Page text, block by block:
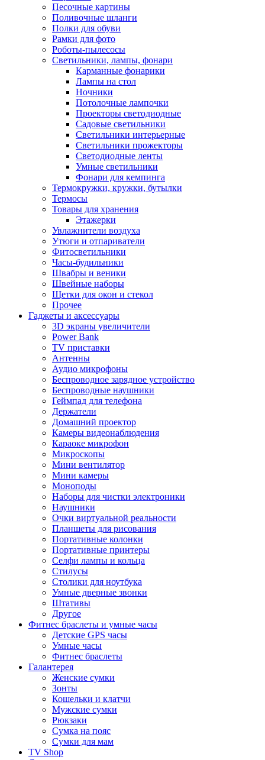
Песочные картины
Поливочные шланги
Полки для обуви
Рамки для фото
Роботы-пылесосы
Светильники, лампы, фонари
Карманные фонарики
Лампы на стол
Ночники
Потолочные лампочки
Проекторы светодиодные
Садовые светильники
Светильники интерьерные
Светильники прожекторы
Светодиодные ленты
Умные светильники
Фонари для кемпинга
Термокружки, кружки, бутылки
Термосы
Товары для хранения
Этажерки
Увлажнители воздуха
Утюги и отпариватели
Фитосветильники
Часы-будильники
Швабры и веники
Швейные наборы
Щетки для окон и стекол
Прочее
Гаджеты и аксессуары
3D экраны увеличители
Power Bank
TV приставки
Антенны
Аудио микрофоны
Беспроводное зарядное устройство
Беспроводные наушники
Геймпад для телефона
Держатели
Домашний проектор
Камеры видеонаблюдения
Караоке микрофон
Микроскопы
Мини вентилятор
Мини камеры
Моноподы
Наборы для чистки электроники
Наушники
Очки виртуальной реальности
Планшеты для рисования
Портативные колонки
Портативные принтеры
Селфи лампы и кольца
Стилусы
Столики для ноутбука
Умные дверные звонки
Штативы
Другое
Фитнес браслеты и умные часы
Детские GPS часы
Умные часы
Фитнес браслеты
Галантерея
Женские сумки
Зонты
Кошельки и клатчи
Мужские сумки
Рюкзаки
Сумка на пояс
Сумки для мам
TV Shop